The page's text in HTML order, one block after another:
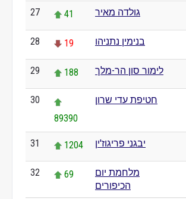
27 41 גולדה מאיר
28 19 בנימין נתניהו
29 188 לימור סון הר-מלך
30
89390
חטיפת עדי שרון
31 1204 יבגני פריגוז'ין
32 69
מלחמת יום
הכיפורים